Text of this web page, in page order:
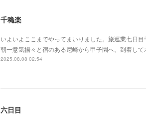
千穐楽
いよいよここまでやってまいりました。旅巡業七日
朝一意気揚々と宿のある尼崎から甲子園へ。到着し
2025.08.08 02:54
六日目